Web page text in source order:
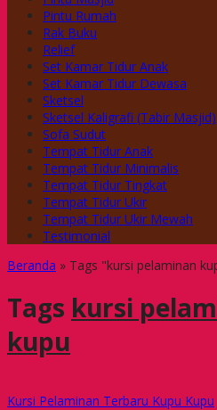
Pintu Rumah
Rak Buku
Relief
Set Kamar Tidur Anak
Set Kamar Tidur Dewasa
Sketsel
Sketsel Kaligrafi (Tabir Masjid)
Sofa Sudut
Tempat Tidur Anak
Tempat Tidur Minimalis
Tempat Tidur Tingkat
Tempat Tidur Ukir
Tempat Tidur Ukir Mewah
Testimonial
Beranda » Tags "kursi pelaminan
Tags kursi
kupu
Kursi Pelaminan Terbaru Kupu Kupu